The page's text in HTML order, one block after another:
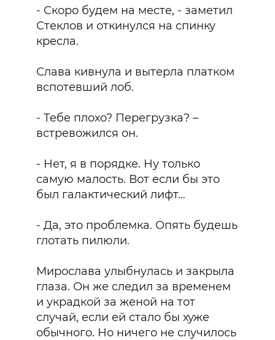
- Скоро будем на месте, - заметил
Стеклов и откинулся на спинку
кресла.
Слава кивнула и вытерла платком
вспотевший лоб.
- Тебе плохо? Перегрузка? –
встревожился он.
- Нет, я в порядке. Ну только
самую малость. Вот если бы это
был галактический лифт…
- Да, это проблемка. Опять будешь
глотать пилюли.
Мирослава улыбнулась и закрыла
глаза. Он же следил за временем
и украдкой за женой на тот
случай, если ей стало бы хуже
обычного. Но ничего не случилось